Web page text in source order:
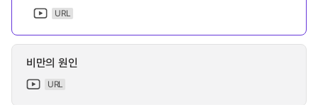
URL
비만의 원인
URL